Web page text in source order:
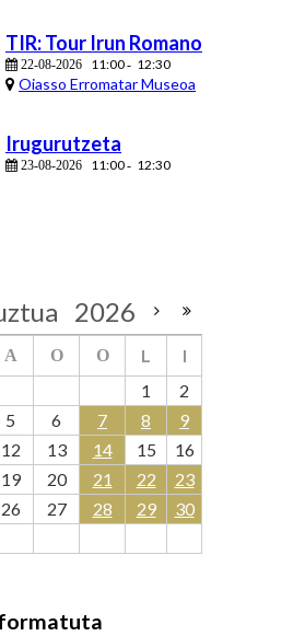
TIR: Tour Irun Romano
22-08-2026 11:00- 12:30
Oiasso Erromatar Museoa
Irugurutzeta
23-08-2026 11:00- 12:30
2026
A O O L
I
1
2
5 6 7 8
9
12 13 14 15
16
19 20 21 22
23
26 27 28 29
30